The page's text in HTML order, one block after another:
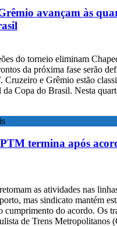
avançam às
do torneio eliminam
da próxima fase serão
Cruzeiro e Grêmio estão
da Copa do Brasil. Nesta
termina após
as atividades nas
mas sindicato mantém
cumprimento do acordo. Os
de Trens Metropolitanos